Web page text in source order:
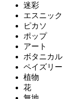
迷彩
エスニック
ピカソ
ポップ
アート
ボタニカル
ペイズリー
植物
花